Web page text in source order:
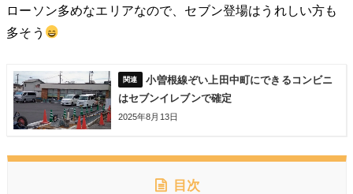
ローソン多めなエリアなので、セブン登場はうれしい方も
多そう
小曽根線ぞい上田中町にできるコンビニ
はセブンイレブンで確定
2025年8月13日
目次